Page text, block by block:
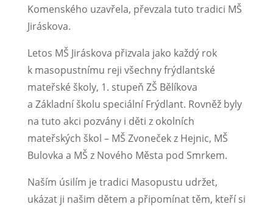
Komenského uzavřela, převzala tuto tradici MŠ
Jiráskova.
Letos MŠ Jiráskova přizvala jako každý rok
k masopustnímu reji všechny frýdlantské
mateřské školy, 1. stupeň ZŠ Bělíkova
a Základní školu speciální Frýdlant. Rovněž byly
na tuto akci pozvány i děti z okolních
mateřských škol – MŠ Zvoneček z Hejnic, MŠ
Bulovka a MŠ z Nového Města pod Smrkem.
Naším úsilím je tradici Masopustu udržet,
ukázat ji našim dětem a připomínat těm, kteří si